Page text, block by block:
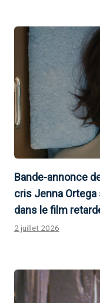
Bande-annonce
cris Jenna
dans le film
2 juillet 2026